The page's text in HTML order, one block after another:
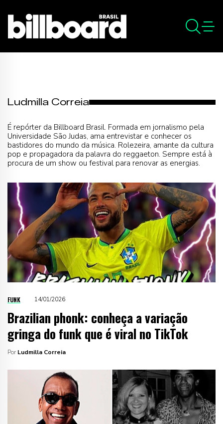
Ludmilla Correia
É repórter da Billboard Brasil. Formada em jornalismo pela
Universidade São Judas, ama entrevistar e conhecer os
bastidores do mundo da música. Rolezeira, amante da cultura
pop e propagadora da palavra do reggaeton. Sempre está à
procura de um show ou festival para renovar as energias.
FUNK 14/01/2026
Brazilian phonk: conheça a variação
gringa do funk que é viral no TikTok
Por Ludmilla Correia